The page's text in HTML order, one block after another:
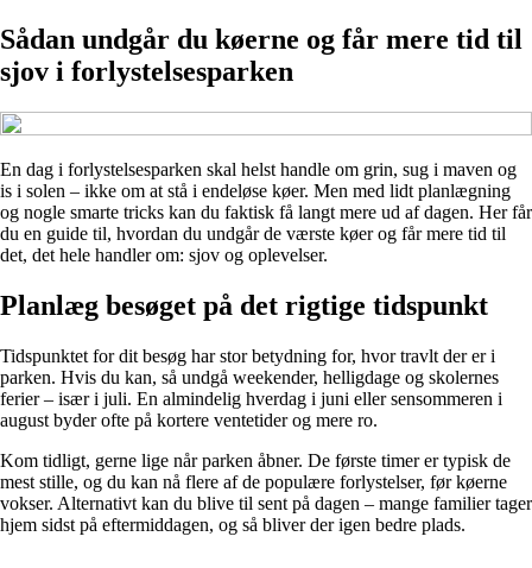
Sådan undgår du køerne og får mere tid til
sjov i forlystelsesparken
En dag i forlystelsesparken skal helst handle om grin, sug i maven og
is i solen – ikke om at stå i endeløse køer. Men med lidt planlægning
og nogle smarte tricks kan du faktisk få langt mere ud af dagen. Her får
du en guide til, hvordan du undgår de værste køer og får mere tid til
det, det hele handler om: sjov og oplevelser.
Planlæg besøget på det rigtige tidspunkt
Tidspunktet for dit besøg har stor betydning for, hvor travlt der er i
parken. Hvis du kan, så undgå weekender, helligdage og skolernes
ferier – især i juli. En almindelig hverdag i juni eller sensommeren i
august byder ofte på kortere ventetider og mere ro.
Kom tidligt, gerne lige når parken åbner. De første timer er typisk de
mest stille, og du kan nå flere af de populære forlystelser, før køerne
vokser. Alternativt kan du blive til sent på dagen – mange familier tager
hjem sidst på eftermiddagen, og så bliver der igen bedre plads.